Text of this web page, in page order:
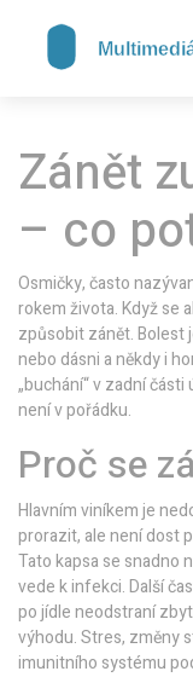
Zánět
– co
Osmičky, často
rokem života. Když se
způsobit zánět. Bolest
nebo dásni a někdy i
„buchání“ v zadní
není v pořádku.
Proč se
Hlavním viníkem je
prorazit, ale není dost
Tato kapsa se snadno
vede k infekci. Další
po jídle neodstraní
výhodu. Stres, změny
imunitního systému